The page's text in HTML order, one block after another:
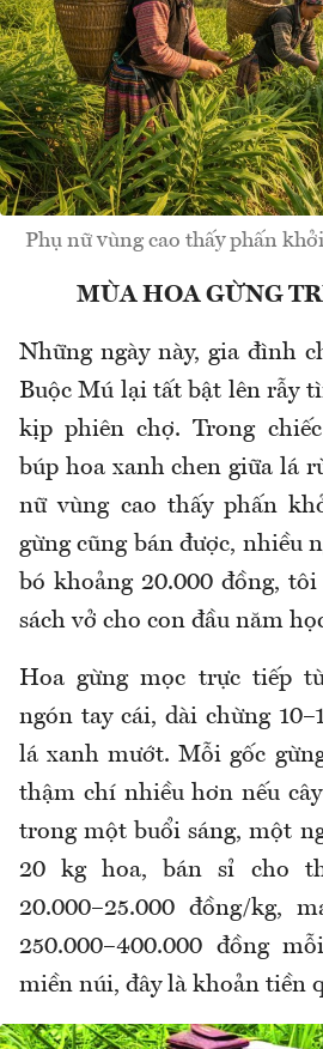
Phụ nữ vùng cao thấy phấn
MÙA HOA GỪNG
Những ngày này, gia đình
Buộc Mú lại tất bật lên rẫy
kịp phiên chợ. Trong
búp hoa xanh chen giữa lá
nữ vùng cao thấy phấn
gừng cũng bán được, nhiều
bó khoảng 20.000 đồng,
sách vở cho con đầu năm
Hoa gừng mọc trực tiếp
ngón tay cái, dài chừng
lá xanh mướt. Mỗi gốc
thậm chí nhiều hơn nếu
trong một buổi sáng, một
20 kg hoa, bán sỉ cho
20.000–25.000 đồng/kg,
250.000–400.000 đồng
miền núi, đây là khoản tiền